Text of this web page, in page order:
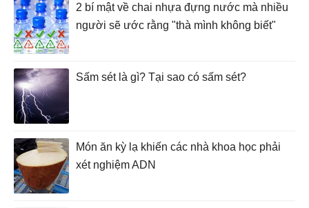
2 bí mật về chai nhựa đựng nước mà nhiều
người sẽ ước rằng "thà mình không biết"
Sấm sét là gì? Tại sao có sấm sét?
Món ăn kỳ lạ khiến các nhà khoa học phải
xét nghiệm ADN